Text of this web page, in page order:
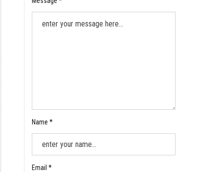
Name *
Email *